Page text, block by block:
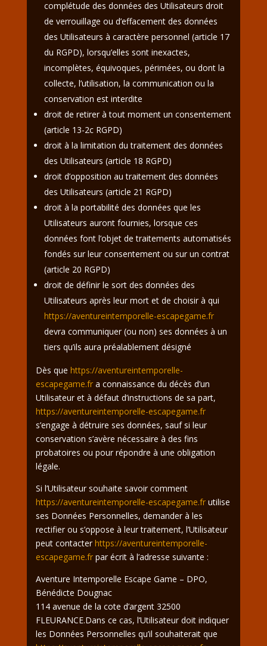
complétude des données des Utilisateurs droit
de verrouillage ou d’effacement des données
des Utilisateurs à caractère personnel (article 17
du RGPD), lorsqu’elles sont inexactes,
incomplètes, équivoques, périmées, ou dont la
collecte, l’utilisation, la communication ou la
conservation est interdite
droit de retirer à tout moment un consentement
(article 13-2c RGPD)
droit à la limitation du traitement des données
des Utilisateurs (article 18 RGPD)
droit d’opposition au traitement des données
des Utilisateurs (article 21 RGPD)
droit à la portabilité des données que les
Utilisateurs auront fournies, lorsque ces
données font l’objet de traitements automatisés
fondés sur leur consentement ou sur un contrat
(article 20 RGPD)
droit de définir le sort des données des
Utilisateurs après leur mort et de choisir à qui
https://aventureintemporelle-escapegame.fr
devra communiquer (ou non) ses données à un
tiers qu’ils aura préalablement désigné
Dès que https://aventureintemporelle-
escapegame.fra connaissance du décès d’un
Utilisateur et à défaut d’instructions de sa part,
https://aventureintemporelle-escapegame.fr
s’engage à détruire ses données, sauf si leur
conservation s’avère nécessaire à des fins
probatoires ou pour répondre à une obligation
légale.
Si l’Utilisateur souhaite savoir comment
https://aventureintemporelle-escapegame.frutilise
ses Données Personnelles, demander à les
rectifier ou s’oppose à leur traitement, l’Utilisateur
peut contacterhttps://aventureintemporelle-
escapegame.frpar écrit à l’adresse suivante :
Aventure Intemporelle Escape Game – DPO,
Bénédicte Dougnac
114 avenue de la cote d’argent 32500
FLEURANCE.Dans ce cas, l’Utilisateur doit indiquer
les Données Personnelles qu’il souhaiterait que